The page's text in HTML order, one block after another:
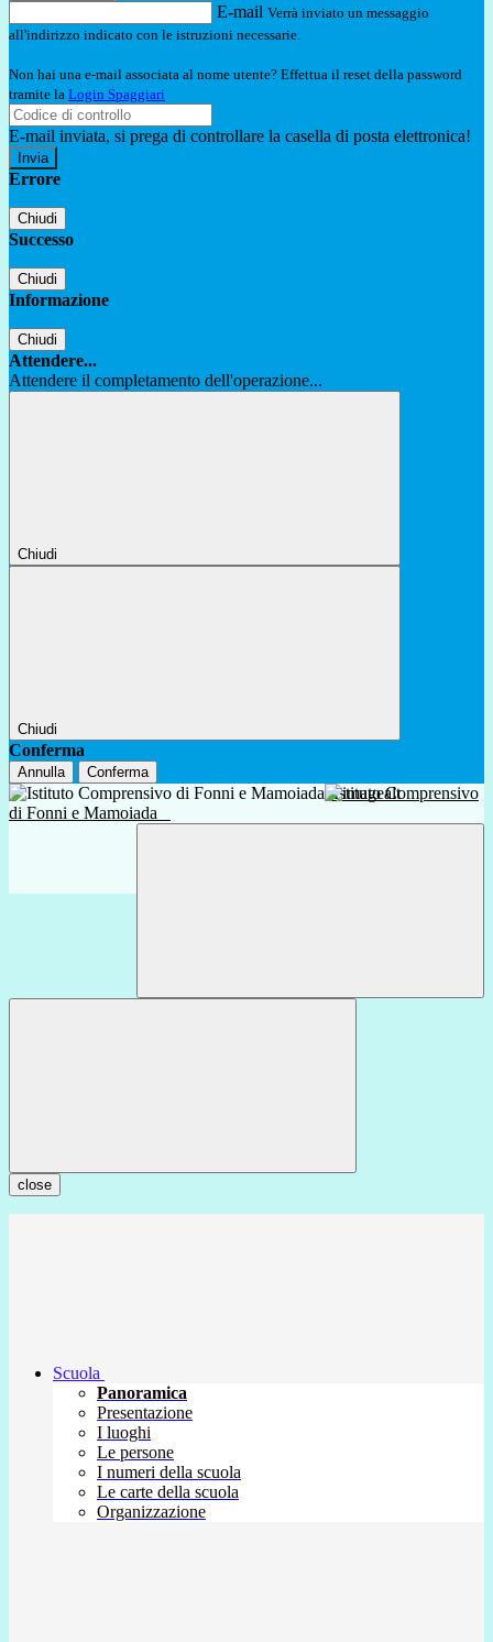
E-mail Verrà inviato un messaggio
all'indirizzo indicato con le istruzioni necessarie.
Non hai una e-mail associata al nome utente? Effettua il reset della password
tramite la Login Spaggiari
E-mail inviata, si prega di controllare la casella di posta elettronica!
Errore
Chiudi
Successo
Chiudi
Informazione
Chiudi
Attendere...
Attendere il completamento dell'operazione...
Chiudi
Chiudi
Conferma
Annulla Conferma
Istituto Comprensivo
di Fonni e Mamoiada
close
Scuola
Panoramica
Presentazione
I luoghi
Le persone
I numeri della scuola
Le carte della scuola
Organizzazione